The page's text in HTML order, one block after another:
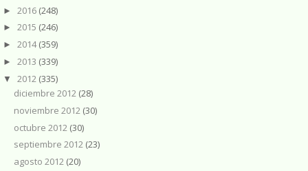
► 2016 (248)
► 2015 (246)
► 2014(359)
► 2013 (339)
▼ 2012 (335)
diciembre 2012 (28)
noviembre 2012 (30)
octubre 2012 (30)
septiembre 2012 (23)
agosto 2012 (20)